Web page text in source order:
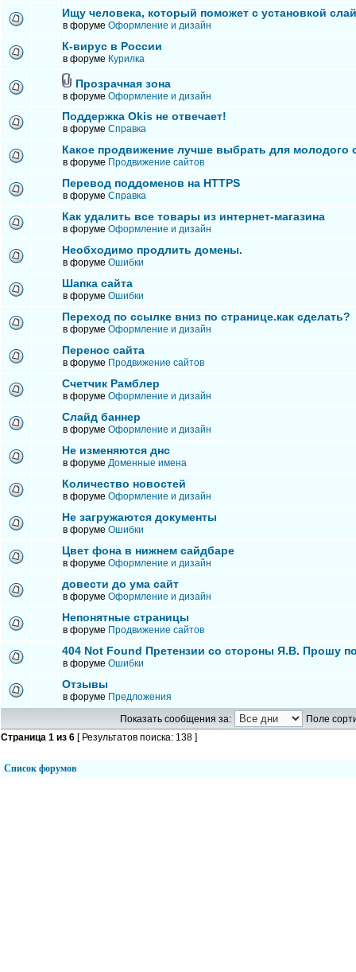
Ищу человека, который поможет с установкой
в форуме Оформление и дизайн
К-вирус в России
в форуме Курилка
Прозрачная зона
в форуме Оформление и дизайн
Поддержка Okis не отвечает!
в форуме Справка
Какое продвижение лучше выбрать для молодого
в форуме Продвижение сайтов
Перевод поддоменов на HTTPS
в форуме Справка
Как удалить все товары из интернет-магазина
в форуме Оформление и дизайн
Необходимо продлить домены.
в форуме Ошибки
Шапка сайта
в форуме Ошибки
Переход по ссылке вниз по странице.как сделать?
в форуме Оформление и дизайн
Перенос сайта
в форуме Продвижение сайтов
Счетчик Рамблер
в форуме Оформление и дизайн
Слайд баннер
в форуме Оформление и дизайн
Не изменяются днс
в форуме Доменные имена
Количество новостей
в форуме Оформление и дизайн
Не загружаются документы
в форуме Ошибки
Цвет фона в нижнем сайдбаре
в форуме Оформление и дизайн
довести до ума сайт
в форуме Оформление и дизайн
Непонятные страницы
в форуме Продвижение сайтов
404 Not Found Претензии со стороны Я.В. Прошу
в форуме Ошибки
Отзывы
в форуме Предложения
Показать сообщения за:
Поле
Страница 1 из 6 [ Результатов поиска: 138 ]
Список форумов